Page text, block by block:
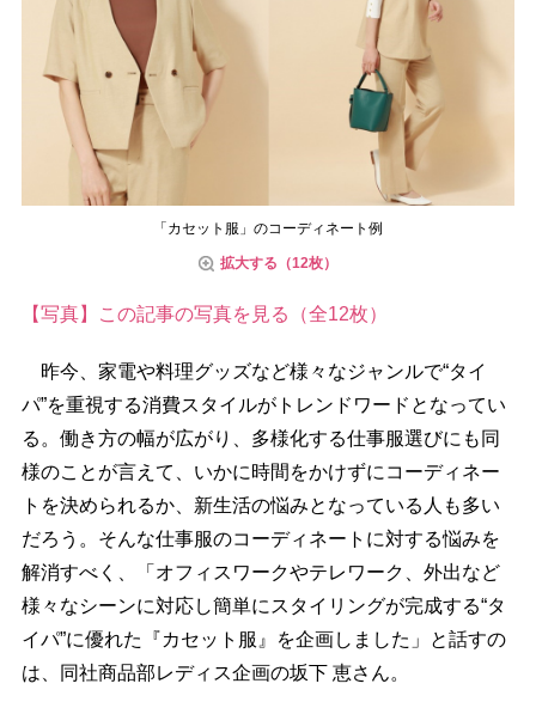
「カセット服」のコーディネート例
拡大する（12枚）
【写真】この記事の写真を見る（全12枚）
昨今、家電や料理グッズなど様々なジャンルで“タイ
パ”を重視する消費スタイルがトレンドワードとなってい
る。働き方の幅が広がり、多様化する仕事服選びにも同
様のことが言えて、いかに時間をかけずにコーディネー
トを決められるか、新生活の悩みとなっている人も多い
だろう。そんな仕事服のコーディネートに対する悩みを
解消すべく、「オフィスワークやテレワーク、外出など
様々なシーンに対応し簡単にスタイリングが完成する“タ
イパ”に優れた『カセット服』を企画しました」と話すの
は、同社商品部レディス企画の坂下 恵さん。